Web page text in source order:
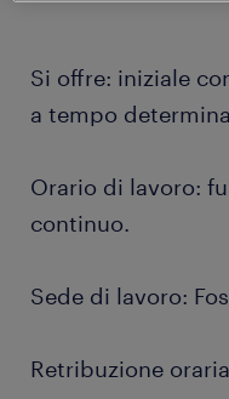
Si offre: iniziale
a tempo
Orario di lavoro:
continuo.
Sede di lavoro:
Retribuzione